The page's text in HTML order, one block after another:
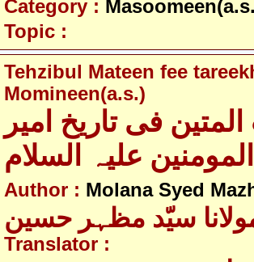
Category :
Topic :
Tehzibul Mateen fee
Momineen(a.s.)
فی تاریخ امیر
Author : Molana Syed
سیّد مظہر حسین
Translator :